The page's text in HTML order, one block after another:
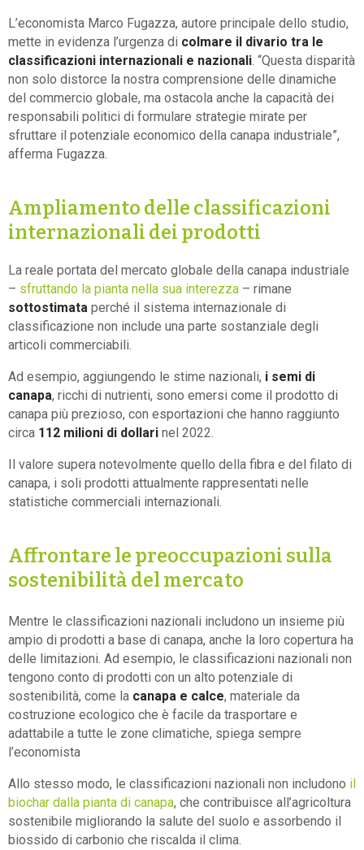
L’economista Marco Fugazza, autore principale dello studio,
mette in evidenza l’urgenza di colmare il divario tra le
classificazioni internazionali e nazionali. “Questa disparità
non solo distorce la nostra comprensione delle dinamiche
del commercio globale, ma ostacola anche la capacità dei
responsabili politici di formulare strategie mirate per
sfruttare il potenziale economico della canapa industriale”,
afferma Fugazza.
Ampliamento delle classificazioni
internazionali dei prodotti
La reale portata del mercato globale della canapa industriale
– sfruttando la pianta nella sua interezza – rimane
sottostimata perché il sistema internazionale di
classificazione non include una parte sostanziale degli
articoli commerciabili.
Ad esempio, aggiungendo le stime nazionali, i semi di
canapa, ricchi di nutrienti, sono emersi come il prodotto di
canapa più prezioso, con esportazioni che hanno raggiunto
circa 112 milioni di dollari nel 2022.
Il valore supera notevolmente quello della fibra e del filato di
canapa, i soli prodotti attualmente rappresentati nelle
statistiche commerciali internazionali.
Affrontare le preoccupazioni sulla
sostenibilità del mercato
Mentre le classificazioni nazionali includono un insieme più
ampio di prodotti a base di canapa, anche la loro copertura ha
delle limitazioni. Ad esempio, le classificazioni nazionali non
tengono conto di prodotti con un alto potenziale di
sostenibilità, come la canapa e calce, materiale da
costruzione ecologico che è facile da trasportare e
adattabile a tutte le zone climatiche, spiega sempre
l’economista
Allo stesso modo, le classificazioni nazionali non includono il
biochar dalla pianta di canapa, che contribuisce all’agricoltura
sostenibile migliorando la salute del suolo e assorbendo il
biossido di carbonio che riscalda il clima.